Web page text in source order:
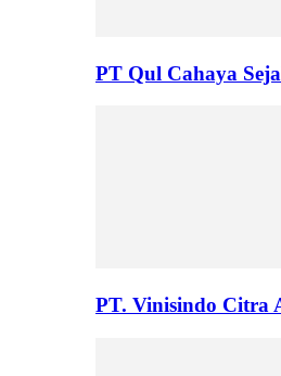
PT Qul Cahaya
PT. Vinisindo Citra